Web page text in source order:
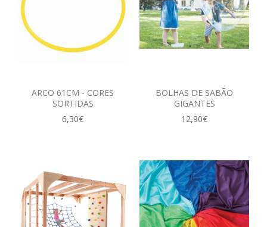
ARCO 61CM - CORES
SORTIDAS
6,30€
BOLHAS DE SABÃO
GIGANTES
12,90€